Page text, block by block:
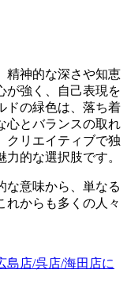
精神的な深さや知恵
が強く、自己表現を
ドの緑色は、落ち着
心とバランスの取れ
クリエイティブで独
的な選択肢です。
な意味から、単なる
れからも多くの人々